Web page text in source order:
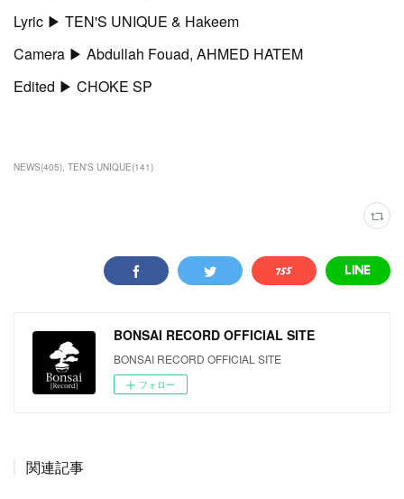
Lyric ▶︎ TEN'S UNIQUE & Hakeem
Camera ▶︎ Abdullah Fouad, AHMED HATEM
Edited ▶︎ CHOKE SP
NEWS(405) TEN'S UNIQUE(141)
BONSAI RECORD OFFICIAL SITE
BONSAI RECORD OFFICIAL SITE
フォロー
関連記事